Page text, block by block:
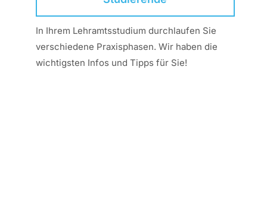
In Ihrem Lehramtsstudium durchlaufen Sie
verschiedene Praxisphasen. Wir haben die
wichtigsten Infos und Tipps für Sie!